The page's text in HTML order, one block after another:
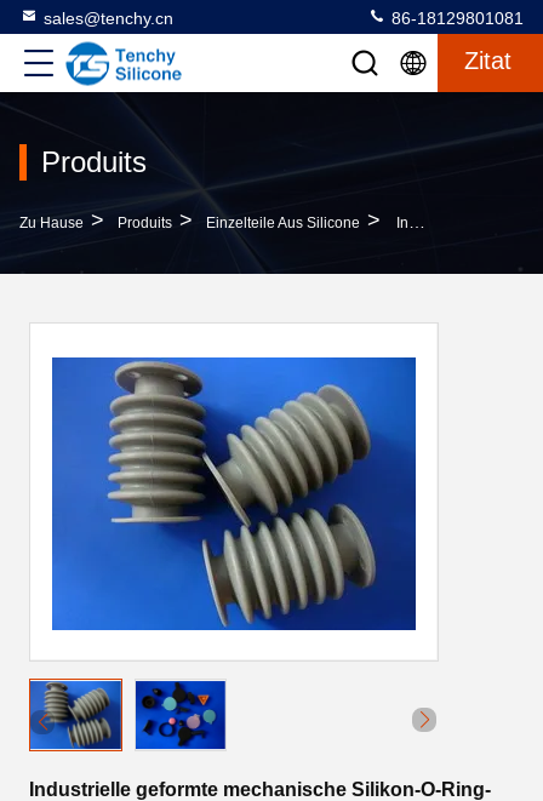
sales@tenchy.cn 86-18129801081
Zitat
Produits
Zu Hause > Produits > Einzelteile Aus Silicone > Industrielle Geformte Mechanische Silikon-O-Ring-Flachverschlüsse
Industrielle geformte mechanische Silikon-O-Ring-